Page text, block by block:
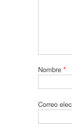
Nombre *
Correo